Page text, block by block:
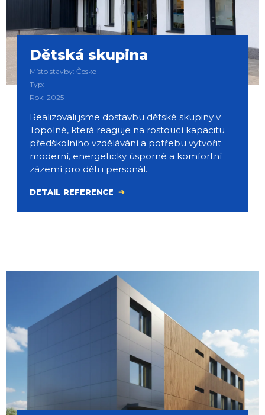
Dětská skupina
Místo stavby: Česko
Typ:
Rok: 2025
Realizovali jsme dostavbu dětské skupiny v
Topolné, která reaguje na rostoucí kapacitu
předškolního vzdělávání a potřebu vytvořit
moderní, energeticky úsporné a komfortní
zázemí pro děti i personál.
DETAIL REFERENCE